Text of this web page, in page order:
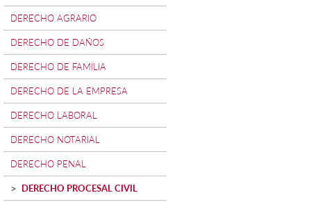
DERECHO AGRARIO
DERECHO DE DAÑOS
DERECHO DE FAMILIA
DERECHO DE LA EMPRESA
DERECHO LABORAL
DERECHO NOTARIAL
DERECHO PENAL
DERECHO PROCESAL CIVIL